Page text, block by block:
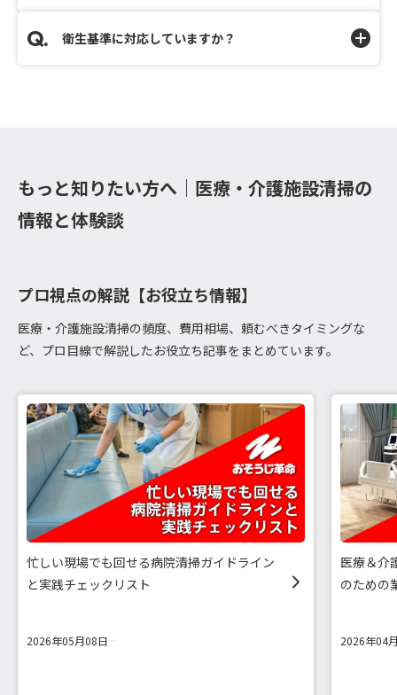
衛生基準に対応していますか？
もっと知りたい方へ｜医療・介護施設清掃の
情報と体験談
プロ視点の解説【お役立ち情報】
医療・介護施設清掃の頻度、費用相場、頼むべきタイミングな
ど、プロ目線で解説したお役立ち記事をまとめています。
忙しい現場でも回せる病院清掃ガイドライン
と実践チェックリスト
2026年05月08日
医療＆介
のための
2026年04